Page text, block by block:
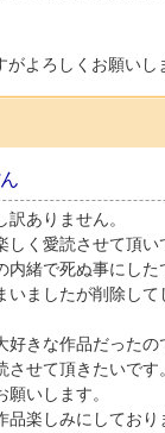
よろしくお願いし
訳ありません。
しく愛読させて頂い
内緒で死ぬ事にし
いましたが削除して
好きな作品だったの
させて頂きたいです。
願いします。
品楽しみにしており